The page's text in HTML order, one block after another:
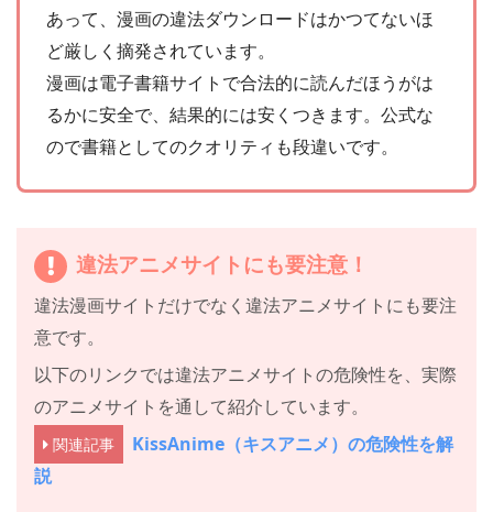
あって、漫画の違法ダウンロードはかつてないほ
ど厳しく摘発されています。
漫画は電子書籍サイトで合法的に読んだほうがは
るかに安全で、結果的には安くつきます。公式な
ので書籍としてのクオリティも段違いです。
違法アニメサイトにも要注意！
違法漫画サイトだけでなく違法アニメサイトにも要注
意です。
以下のリンクでは違法アニメサイトの危険性を、実際
のアニメサイトを通して紹介しています。
関連記事
KissAnime（キスアニメ）の危険性を解
説